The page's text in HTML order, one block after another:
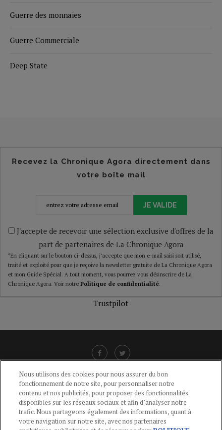
Guerre des monnaies
Guerre Commerciale
Deep State
Recevez la Chronique Agora directement dans
votre boîte mail
JE VALIDE
J'accepte de recevoir une sélection exclusive d'offres de la
part de partenaires de La Chronique Agora
*En cliquant sur le bouton ci-dessus, j’accepte que mon e-mail saisi soit utilisé,
traité et exploité pour que je reçoive la newsletter gratuite de La Chronique Agora
et mon Guide Spécial. A tout moment, vous pourrez vous désinscrire de La
Chronique Agora. Voir notre Politique de confidentialité.
Trustpilot
CGU-POLITIQUE DE CONFIDENTIALITÉ -POLITIQUE DES COOKIES
MENTIONS LÉGALES -AIDE
Nous utilisons des cookies pour nous assurer du bon
fonctionnement de notre site, pour personnaliser notre
contenu et nos publicités, pour proposer des fonctionnalités
disponibles sur les réseaux sociaux et afin d’analyser notre
trafic. Nous partageons également des informations, quant à
votre navigation sur notre site, avec nos partenaires